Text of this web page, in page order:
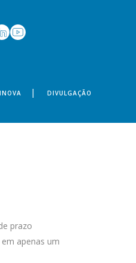
DIVULGAÇÃO
prazo
apenas um